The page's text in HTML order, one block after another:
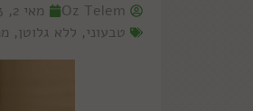
Oz Telem מאי 2, 2023
טבעוני, ללא גלוטן,